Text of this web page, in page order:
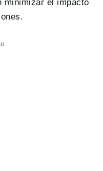
minimizar el impacto